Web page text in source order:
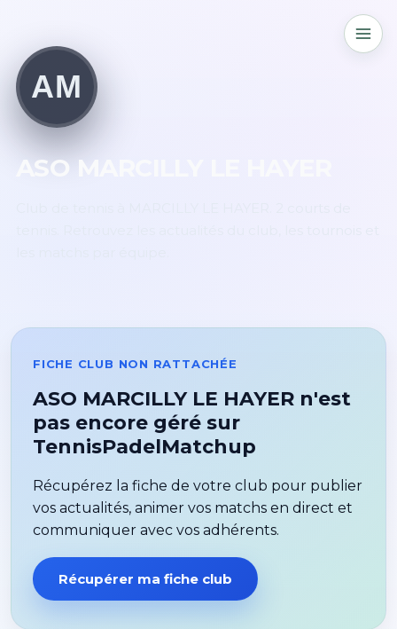
AM
ASO MARCILLY LE HAYER
FICHE CLUB NON RATTACHÉE
ASO MARCILLY LE HAYER n'est
pas encore géré sur
TennisPadelMatchup
Récupérez la fiche de votre club pour publier
vos actualités, animer vos matchs en direct et
communiquer avec vos adhérents.
Récupérer ma fiche club